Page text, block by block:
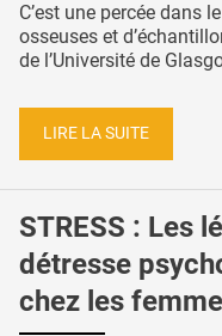
C’est une percée dans
osseuses et
de l’Université de
LIRE LA SUITE
STRESS : Les
détresse
chez les